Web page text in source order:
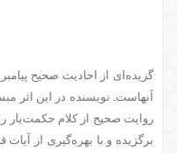
گزیده‌ای از احادیث صحیح
روایت صحیح از کلام حکمت‌بار
برگزیده و با بهره‌گیری از